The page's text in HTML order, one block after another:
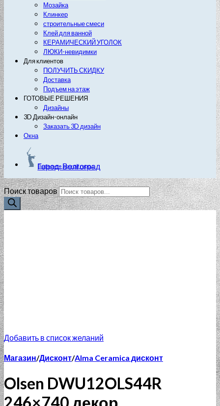
Мозайка
Клинкер
строительные смеси
Клей для ванной
КЕРАМИЧЕСКИЙ УГОЛОК
ЛЮКИ-невидимки
Для клиентов
ПОЛУЧИТЬ СКИДКУ
Доставка
Подъем на этаж
ГОТОВЫЕ РЕШЕНИЯ
Дизайны
3D Дизайн-онлайн
Заказать 3D дизайн
Окна
Город: Волгоград
Выберите другой город
Поиск товаров
Добавить в список желаний
Магазин/Дисконт/Alma Ceramica дисконт
Olsen DWU12OLS44R